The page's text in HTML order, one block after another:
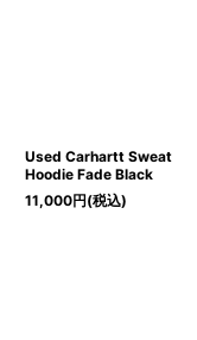
Used Carhartt Sweat
Hoodie Fade Black
11,000円(税込)